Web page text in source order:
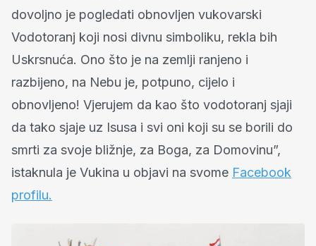
dovoljno je pogledati obnovljen vukovarski
Vodotoranj koji nosi divnu simboliku, rekla bih
Uskrsnuća. Ono što je na zemlji ranjeno i
razbijeno, na Nebu je, potpuno, cijelo i
obnovljeno! Vjerujem da kao što vodotoranj sjaji
da tako sjaje uz Isusa i svi oni koji su se borili do
smrti za svoje bližnje, za Boga, za Domovinu”,
istaknula je Vukina u objavi na svome Facebook
profilu.